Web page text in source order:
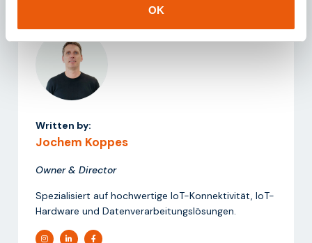
OK
Written by:
Jochem Koppes
Owner & Director
Spezialisiert auf hochwertige IoT-Konnektivität, IoT-
Hardware und Datenverarbeitungslösungen.